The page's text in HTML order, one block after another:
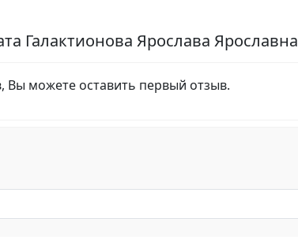
Галактионова Ярослава Ярославна
Вы можете оставить первый отзыв.